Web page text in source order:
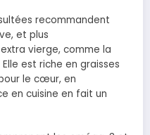
recommandent
et plus
vierge, comme la
est riche en graisses
le cœur, en
en cuisine en fait un